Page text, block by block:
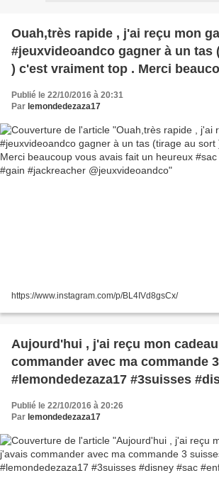
Ouah,très rapide , j'ai reçu mon
#jeuxvideoandco gagner à un tas
) c'est vraiment top . Merci
#jackreacher @jeuxvideoandco
Publié le 22/10/2016 à 20:31
Par lemondedezaza17
https://www.instagram.com/p/BL4IVd8gsCx/
Aujourd'hui , j'ai reçu mon
commander avec ma commande
#lemondedezaza17 #3suisses
#enfant
Publié le 22/10/2016 à 20:26
Par lemondedezaza17